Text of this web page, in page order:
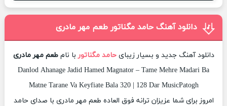
دانلود آهنگ حامد مگناتور طعم مهر مادری
دانلود آهنگ جدید و بسیار زیبایحامد مگناتور با نامطعم مهر مادری
Danlod Ahanage Jadid Hamed Magnator – Tame Mehre Madari Ba
Matne Tarane Va Keyfiate Bala 320 | 128 Dar MusicPatogh
امروز برای شما عزیزان ترانه فوق العاده طعم مهر مادری با صدای حامد